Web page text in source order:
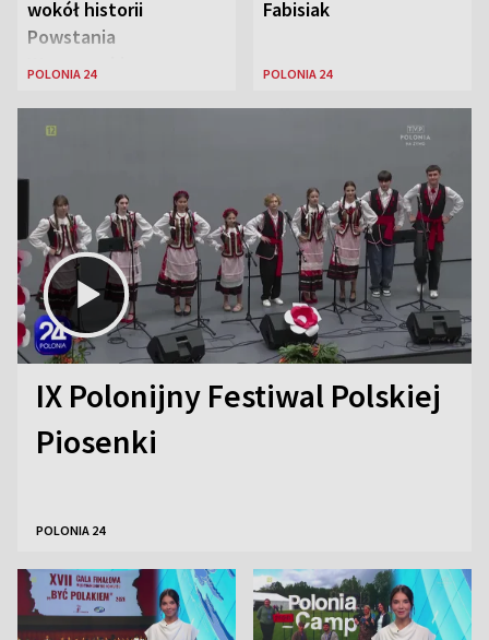
wokół historii
Powstania
Warszawskiego
POLONIA 24
Fabisiak
POLONIA 24
IX Polonijny Festiwal Polskiej
Piosenki
POLONIA 24